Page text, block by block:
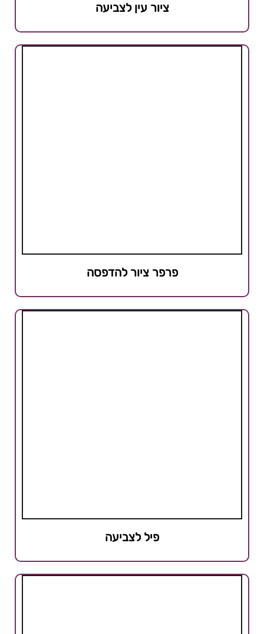
ציור עין לצביעה
פרפר ציור להדפסה
פיל לצביעה